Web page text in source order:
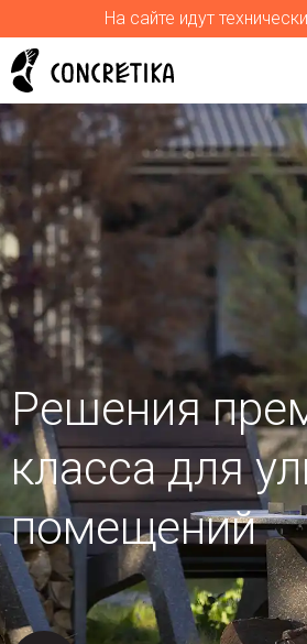
На сайте идут
Решения
класса для
помещений